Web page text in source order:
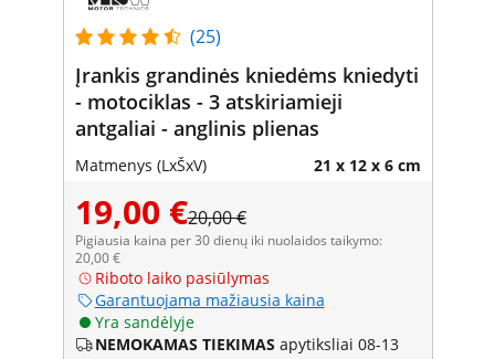
(25)
Įrankis grandinės kniedėms kniedyti
- motociklas - 3 atskiriamieji
antgaliai - anglinis plienas
Matmenys (LxŠxV) 21 x 12 x 6 cm
19,00 €20,00 €
Pigiausia kaina per 30 dienų iki nuolaidos taikymo:
20,00 €
Riboto laiko pasiūlymas
Garantuojama mažiausia kaina
Yra sandėlyje
NEMOKAMAS TIEKIMAS apytiksliai 08-13